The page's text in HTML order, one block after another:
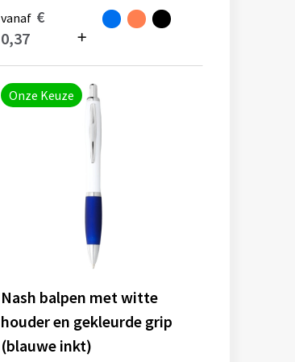
vanaf €
0,37
Onze Keuze
Nash balpen met witte
houder en gekleurde grip
(blauwe inkt)